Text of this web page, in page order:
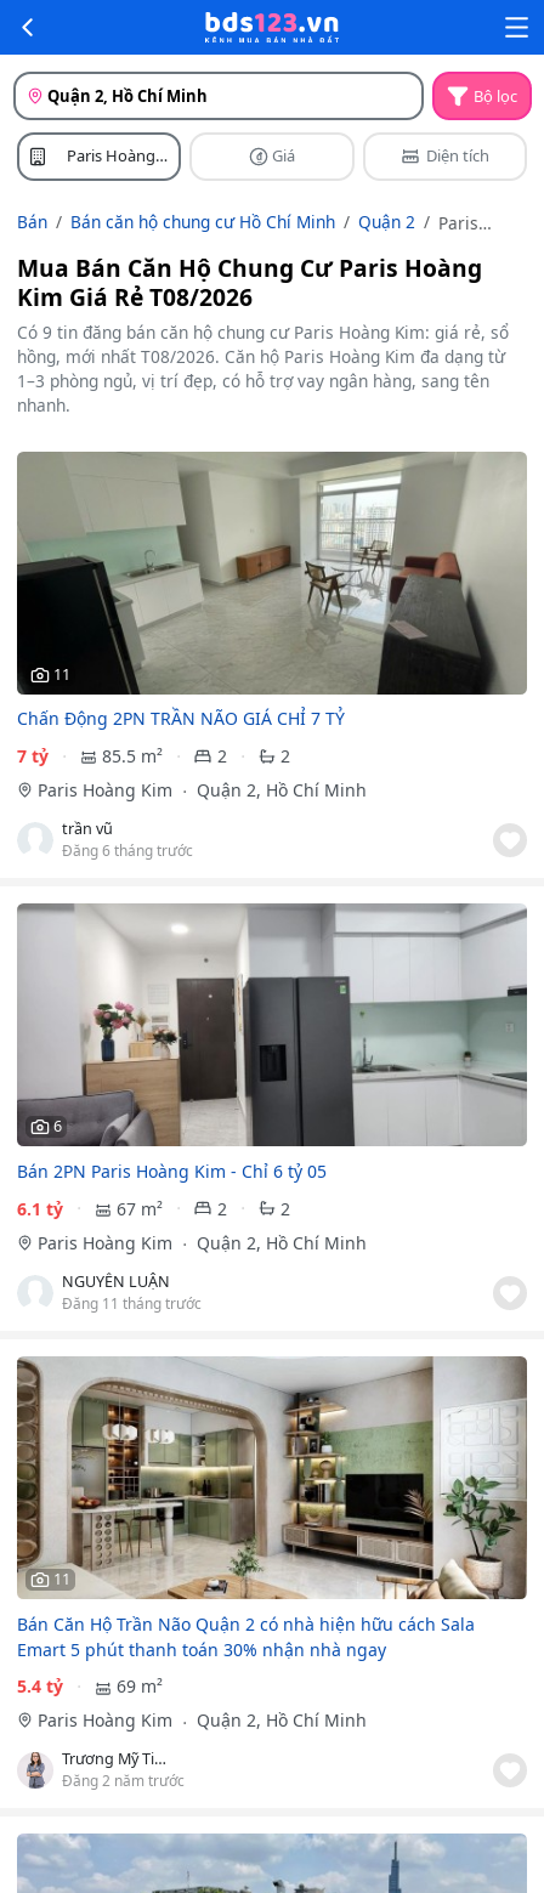
Quận 2, Hồ Chí Minh Bộ lọc
Paris Hoàng
Kim
Giá Diện tích
Bán Bán căn hộ chung cư Hồ Chí Minh Quận 2
Paris
Mua Bán Căn Hộ Chung Cư Paris Hoàng
Kim Giá Rẻ T08/2026
Có 9 tin đăng bán căn hộ chung cư Paris Hoàng Kim: giá rẻ, sổ
hồng, mới nhất T08/2026. Căn hộ Paris Hoàng Kim đa dạng từ
1–3 phòng ngủ, vị trí đẹp, có hỗ trợ vay ngân hàng, sang tên
nhanh.
11
Chấn Động 2PN TRẦN NÃO GIÁ CHỈ 7 TỶ
7 tỷ
85.5 m² 2
2
Paris Hoàng Kim
Quận 2, Hồ Chí Minh
trần vũ
Đăng 6 tháng trước
6
Bán 2PN Paris Hoàng Kim - Chỉ 6 tỷ 05
6.1 tỷ
67 m² 2
2
Paris Hoàng Kim
Quận 2, Hồ Chí Minh
NGUYỄN LUẬN
Đăng 11 tháng trước
11
Bán Căn Hộ Trần Não Quận 2 có nhà hiện hữu cách Sala
Emart 5 phút thanh toán 30% nhận nhà ngay
5.4 tỷ
69 m²
Paris Hoàng Kim
Quận 2, Hồ Chí Minh
Trương Mỹ Tiên
Đăng 2 năm trước